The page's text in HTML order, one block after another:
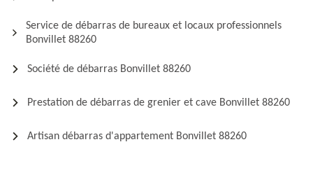
Service de débarras de bureaux et locaux professionnels
Bonvillet 88260
Société de débarras Bonvillet 88260
Prestation de débarras de grenier et cave Bonvillet 88260
Artisan débarras d'appartement Bonvillet 88260